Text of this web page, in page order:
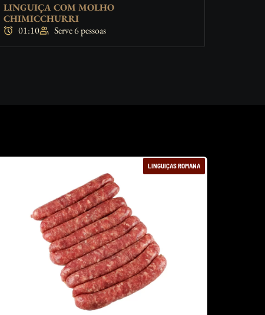
LINGUIÇA COM MOLHO
CHIMICCHURRI
01:10
Serve 6 pessoas
LINGUIÇAS ROMANA